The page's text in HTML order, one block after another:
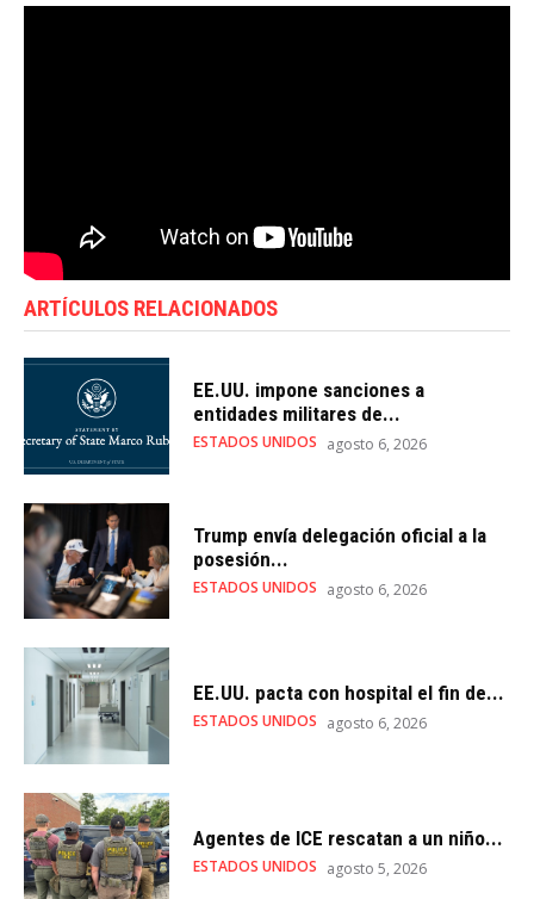
ARTÍCULOS RELACIONADOS
EE.UU. impone sanciones a
entidades militares de...
ESTADOS UNIDOS agosto 6, 2026
Trump envía delegación oficial a la
posesión...
ESTADOS UNIDOS agosto 6, 2026
EE.UU. pacta con hospital el fin de...
ESTADOS UNIDOS agosto 6, 2026
Agentes de ICE rescatan a un niño...
ESTADOS UNIDOS agosto 5, 2026